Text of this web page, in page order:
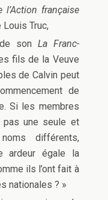
l’Action française
Louis Truc,
son La Franc-
fils de la Veuve
de Calvin peut
de
Si les membres
une seule et
différents,
ardeur égale la
ils l’ont fait à
nationales ? »